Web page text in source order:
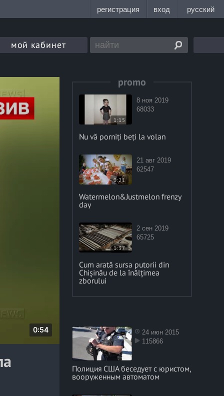
мой кабинет
D
u
0:54
promo
1:15
8 ноя 2019
68033
Nu vă porniți beți la volan
0:21
21 авг 2019
62547
Watermelon&Justmelon frenzy
day
1:37
2 сен 2019
65725
Cum arată sursa putorii din
Chișinău de la înălțimea
zborului
24 июн 2015
115866
Полиция США беседует с юристом,
вооруженным автоматом